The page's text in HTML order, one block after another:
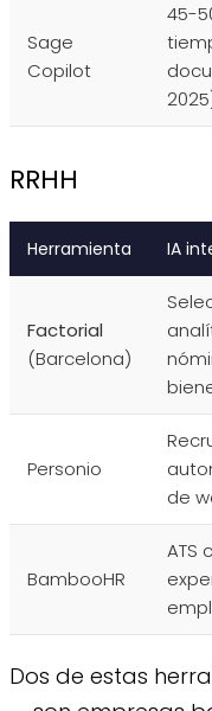
Sage
Copilot
45-
RRHH
Herramienta IA
Factorial
(Barcelona)
Personio
de
BambooHR
ATS
Dos de estas